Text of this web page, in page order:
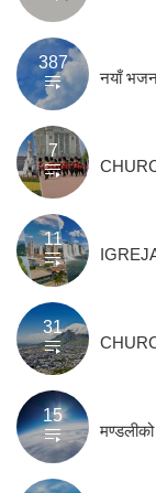
387
नयाँ
7
11
31
15
मण्डलीको